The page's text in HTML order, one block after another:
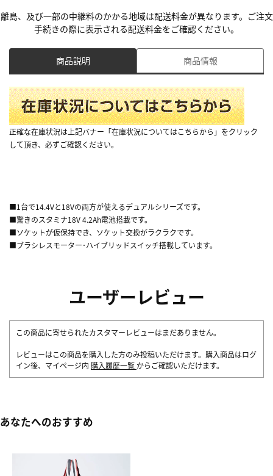
離島、及び一部の中継料のかかる地域は配送料金が異なります。ご注文
手続きの際に表示される配送料金をご確認ください。
商品説明 商品情報
正確な在庫状況は上記バナー「在庫状況についてはこちらから」をクリック
して頂き、必ずご確認ください。
■1台で14.4Vと18Vの両方が使えるデュアルシリーズです。
■驚きのスタミナ18V 4.2Ah電池搭載です。
■ソケットが仮保持でき、ソケット交換がラクラクです。
■ブラシレスモーター･ハイブリッドスイッチ搭載しています。
ユーザーレビュー
この商品に寄せられたカスタマーレビューはまだありません。
レビューはこの商品を購入した方のみ投稿いただけます。購入商品はログ
イン後、マイページ内 購入履歴一覧 からご確認いただけます。
あなたへのおすすめ